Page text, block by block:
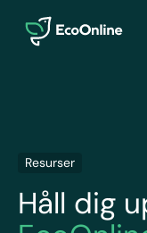
EcoOnline
Resurser
Håll dig